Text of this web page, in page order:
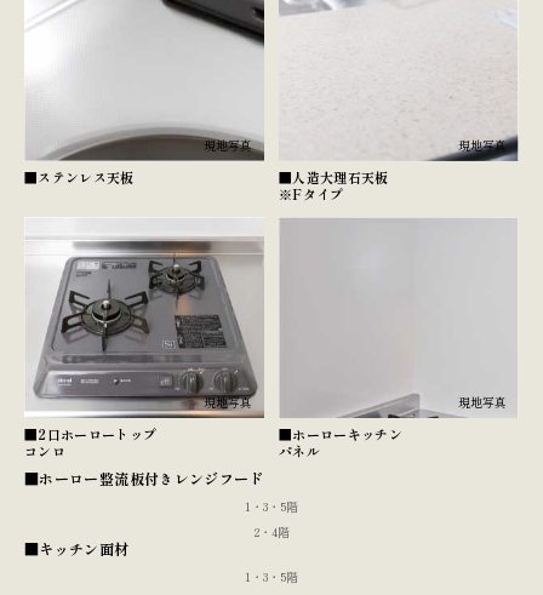
■ホーロー整流板付きレンジフード
1・3・5階
2・4階
■キッチン面材
1・3・5階
現地写真
■ステンレス天板
現地写真
■人造大理石天板
※Fタイプ
現地写真
■2口ホーロートップ
コンロ
現地写真
■ホーローキッチン
パネル